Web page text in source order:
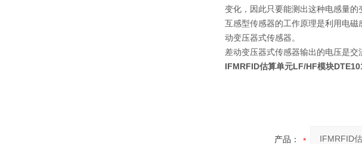
变化，因此只要能测出这种电感量的
互感型传感器的工作原理是利用电
动变压器式传感器。
差动变压器式传感器输出的电压是交
IFMRFID估算单元LF/HF模块
产品：